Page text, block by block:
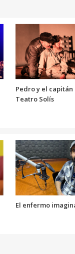
Pedro y el capitán
Teatro Solís
El enfermo